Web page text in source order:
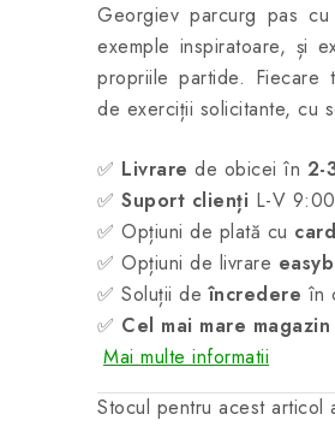
Georgiev parcurg pas
exemple inspiratoare, și
propriile partide. Fiecare
de exerciții solicitante, cu
✅ Livrare de obicei în 2-
✅ Suport clienți L-V
✅ Opțiuni de plată cu
✅ Opțiuni de livrare
✅ Soluții deîncredere în
✅ Cel mai mare
Mai multe informatii
Stocul pentru acest